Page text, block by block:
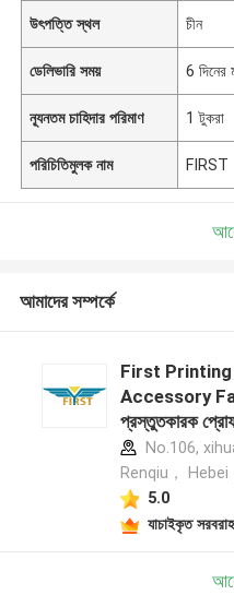
উৎপত্তি স্থল চীন
ডেলিভারি সময় 6 দিনের
ন্যূনতম চাহিদার পরিমাণ 1 টুকরা
পরিচিতিমুলক নাম FIRST
আমাদের সম্পর্কে
First Printing
Accessory
প্রস্তুতকারক
No.106,
Renqiu， Hebei
5.0
যাচাইকৃত